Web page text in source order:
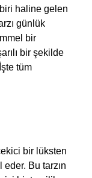
günlük
bir
bir şekilde
tüm
bir lüksten
eder. Bu tarzın